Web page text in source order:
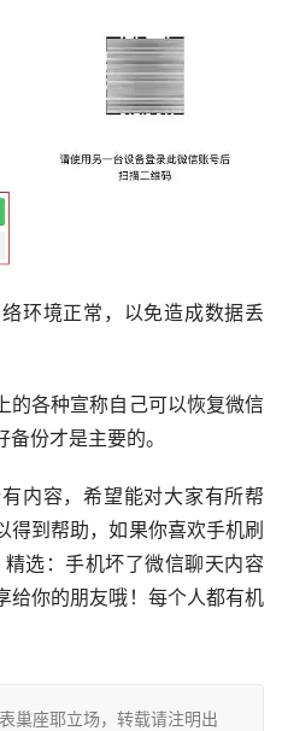
环境正常，以免造成数据丢
的各种宣称自己可以恢复微信
份才是主要的。
内容，希望能对大家有所帮
得到帮助，如果你喜欢手机刷
选：手机坏了微信聊天内容
给你的朋友哦！每个人都有机
巢座耶立场，转载请注明出